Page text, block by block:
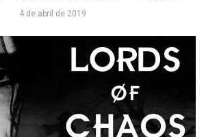
4 de abril de 2019